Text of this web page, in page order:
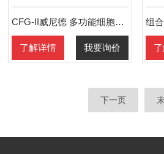
CFG-II威尼德 多功能细胞融合仪
了解详情 我要询价
下一页